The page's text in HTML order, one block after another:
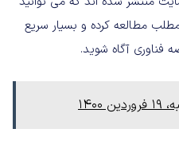
مطالعه کرده و بسیار سریع
فناوری آگاه شوید.